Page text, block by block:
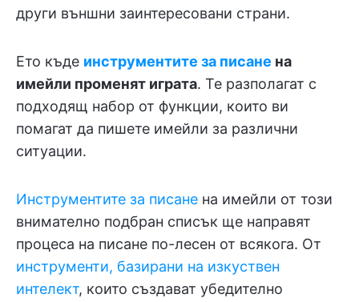
други външни заинтересовани страни.
Ето къде инструментите за писане на
имейли променят играта. Те разполагат с
подходящ набор от функции, които ви
помагат да пишете имейли за различни
ситуации.
Инструментите за писане на имейли от този
внимателно подбран списък ще направят
процеса на писане по-лесен от всякога. От
инструменти, базирани на изкуствен
интелект, които създават убедително